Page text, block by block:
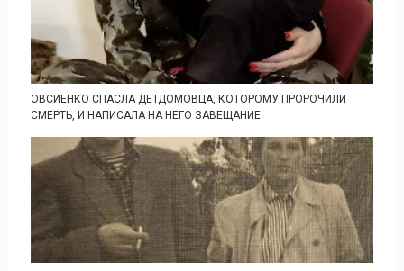
ОВСИЕНКО СПАСЛА ДЕТДОМОВЦА, КОТОРОМУ ПРОРОЧИЛИ
СМЕРТЬ, И НАПИСАЛА НА НЕГО ЗАВЕЩАНИЕ